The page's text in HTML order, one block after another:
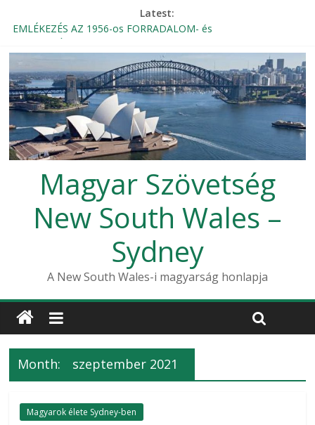
Latest:
EMLÉKEZÉS AZ 1956-os FORRADALOM- és
Magyar Rádió Mozaik élő bejelentkezése a Magyar Házból
Beszámoló – 1956-os október 23-i megemlékezés, Sydney
2024
THE KNIGHTLY ORDER OF VITÉZ – INVITATION
Szent Erzsébet Otthon Búcsú
Magyar Szövetség
New South Wales –
Sydney
A New South Wales-i magyarság honlapja
Month: szeptember 2021
Magyarok élete Sydney-ben